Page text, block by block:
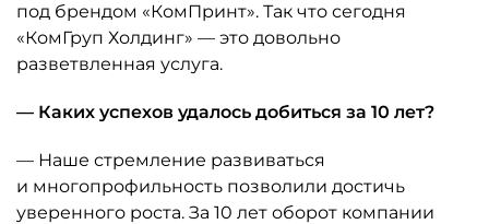
под брендом «КомПринт». Так что сегодня
«КомГруп Холдинг» — это довольно
разветвленная услуга.
— Каких успехов удалось добиться за 10 лет?
— Наше стремление развиваться
и многопрофильность позволили достичь
уверенного роста. За 10 лет оборот компании